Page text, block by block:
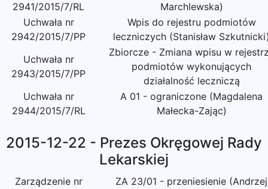
2941/2015/7/RL
Marchlewska)
Uchwała nr
2942/2015/7/PP
Wpis do rejestru podmiotów
leczniczych (Stanisław
Uchwała nr
2943/2015/7/PP
Zbiorcze - Zmiana wpisu w
podmiotów wykonujących
działalność leczniczą
Uchwała nr
2944/2015/7/RL
A 01 - ograniczone (Magdalena
Małecka-Zając)
2015-12-22 - Prezes Okręgowej Rady
Lekarskiej
Zarządzenie nr
ZA 23/01 - przeniesienie (Andrzej